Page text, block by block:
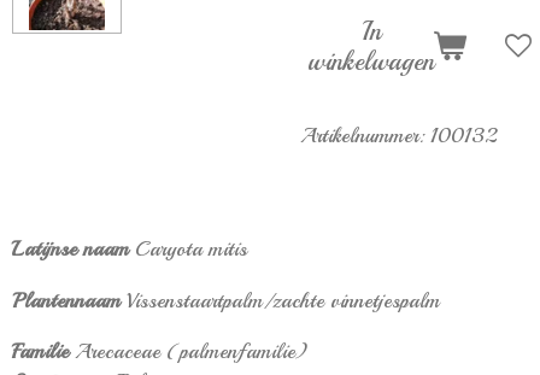
In
winkelwagen
Artikelnummer: 100132
Latijnse naamCaryota mitis
PlantennaamVissenstaartpalm/zachte vinnetjespalm
FamilieArecaceae (palmenfamilie)